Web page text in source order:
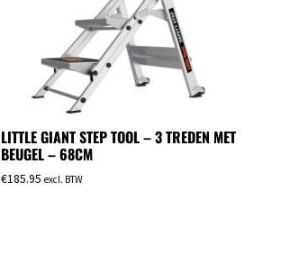
LITTLE GIANT STEP TOOL – 3 TREDEN MET
BEUGEL – 68CM
€185.95 excl. BTW